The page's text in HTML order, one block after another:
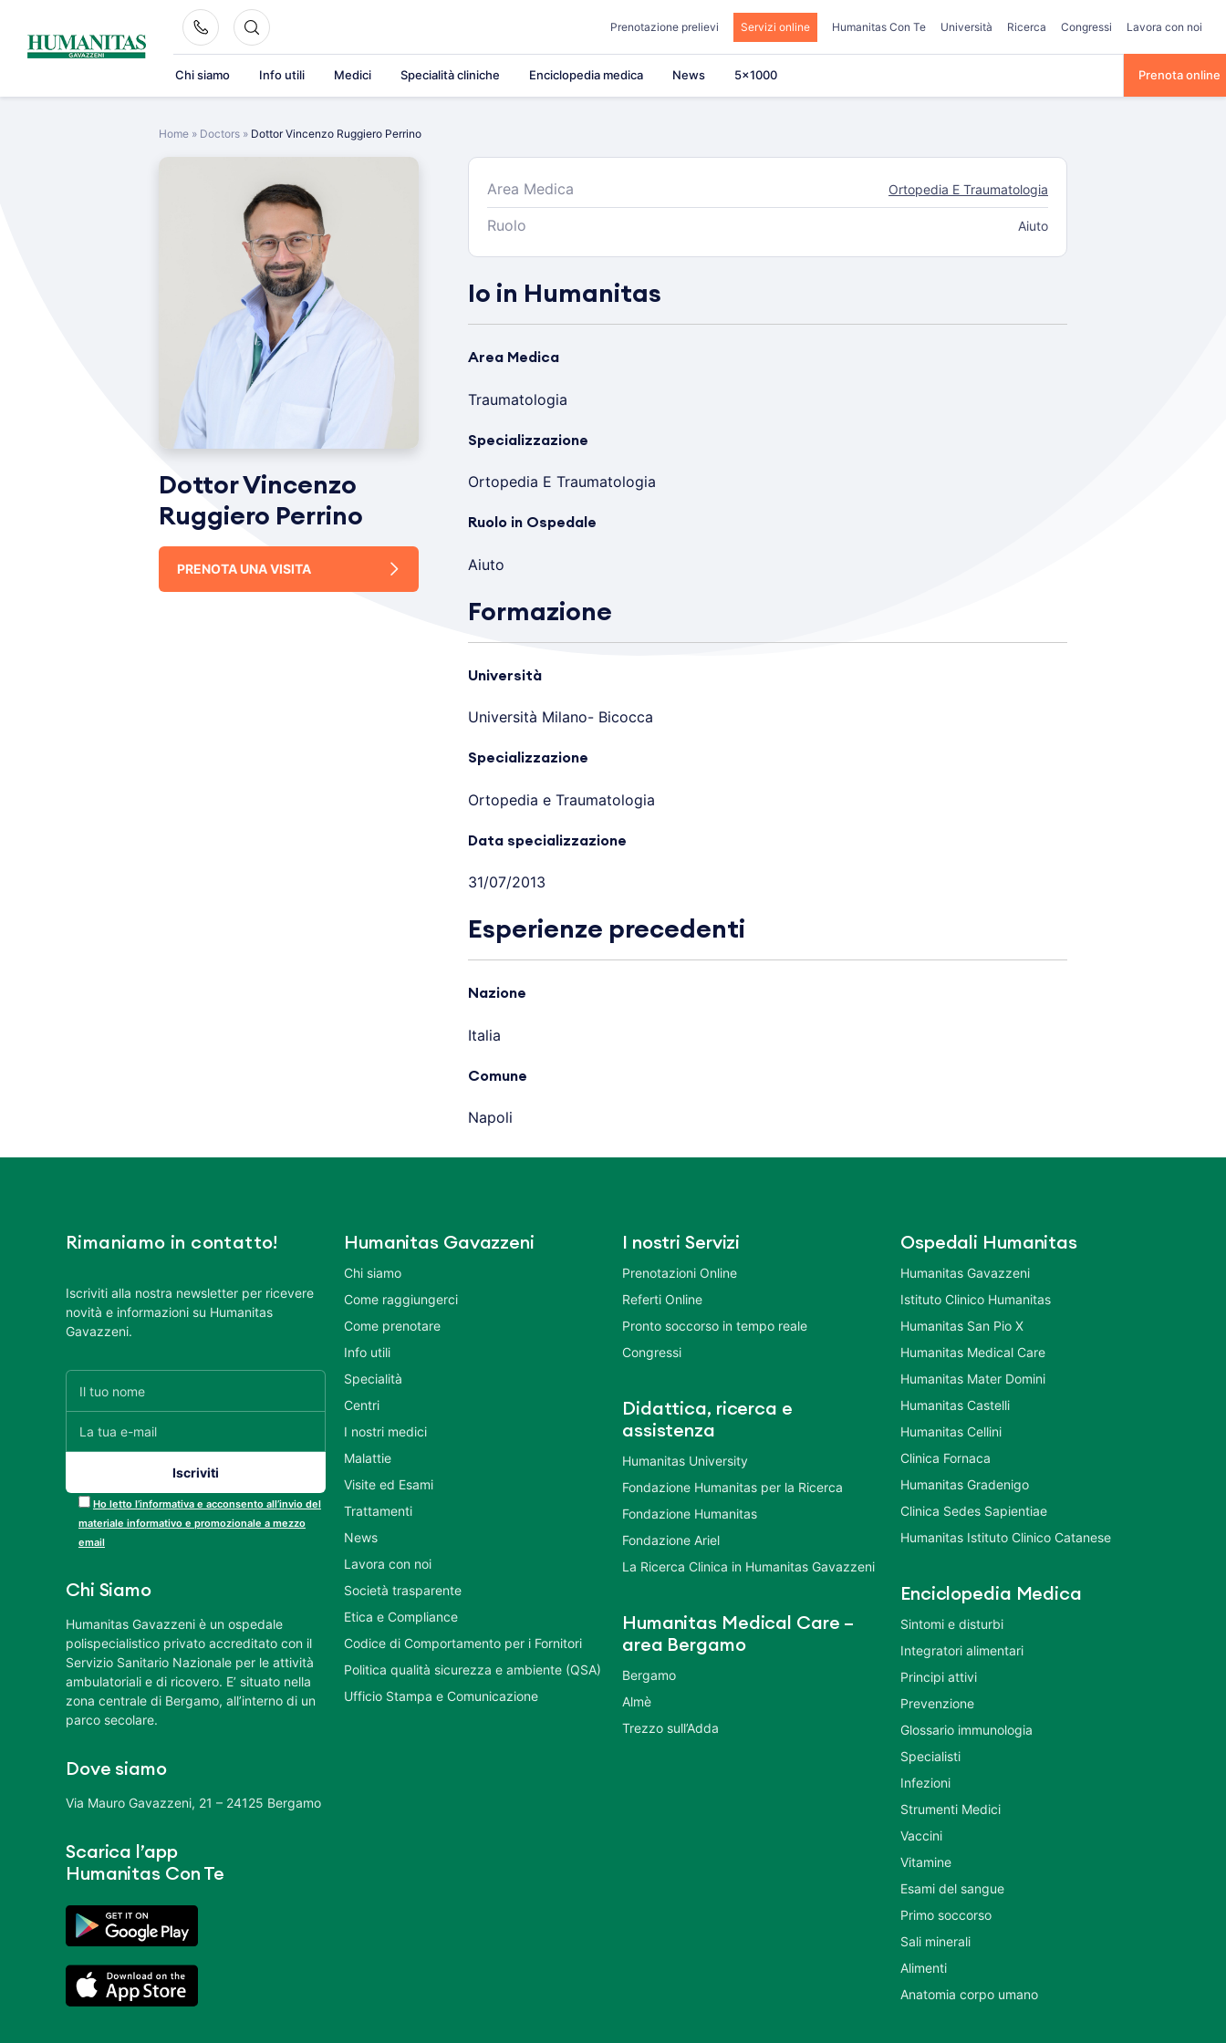
content
Prenotazione prelievi Servizi online Humanitas Con Te Università Ricerca Congressi Lavora con noi
Chi siamo Info utili Medici Specialità cliniche Enciclopedia medica News 5×1000 Prenota online
Home » Doctors » Dottor Vincenzo Ruggiero Perrino
Dottor Vincenzo
Ruggiero Perrino
PRENOTA UNA VISITA
Area Medica Ortopedia E Traumatologia
Ruolo Aiuto
Io in Humanitas
Area Medica
Traumatologia
Specializzazione
Ortopedia E Traumatologia
Ruolo in Ospedale
Aiuto
Formazione
Università
Università Milano- Bicocca
Specializzazione
Ortopedia e Traumatologia
Data specializzazione
31/07/2013
Esperienze precedenti
Nazione
Italia
Comune
Napoli
Rimaniamo in contatto!
Iscriviti alla nostra newsletter per ricevere
novità e informazioni su Humanitas
Gavazzeni.
Ho letto l’informativa e acconsento all’invio del
materiale informativo e promozionale a mezzo
email
Chi Siamo
Humanitas Gavazzeni è un ospedale
polispecialistico privato accreditato con il
Servizio Sanitario Nazionale per le attività
ambulatoriali e di ricovero. E’ situato nella
zona centrale di Bergamo, all’interno di un
parco secolare.
Dove siamo
Via Mauro Gavazzeni, 21 – 24125 Bergamo
Scarica l’app
Humanitas Con Te
Humanitas Gavazzeni
Chi siamo
Come raggiungerci
Come prenotare
Info utili
Specialità
Centri
I nostri medici
Malattie
Visite ed Esami
Trattamenti
News
Lavora con noi
Società trasparente
Etica e Compliance
Codice di Comportamento per i Fornitori
Politica qualità sicurezza e ambiente (QSA)
Ufficio Stampa e Comunicazione
I nostri Servizi
Prenotazioni Online
Referti Online
Pronto soccorso in tempo reale
Congressi
Didattica, ricerca e
assistenza
Humanitas University
Fondazione Humanitas per la Ricerca
Fondazione Humanitas
Fondazione Ariel
La Ricerca Clinica in Humanitas Gavazzeni
Humanitas Medical Care –
area Bergamo
Bergamo
Almè
Trezzo sull’Adda
Ospedali Humanitas
Humanitas Gavazzeni
Istituto Clinico Humanitas
Humanitas San Pio X
Humanitas Medical Care
Humanitas Mater Domini
Humanitas Castelli
Humanitas Cellini
Clinica Fornaca
Humanitas Gradenigo
Clinica Sedes Sapientiae
Humanitas Istituto Clinico Catanese
Enciclopedia Medica
Sintomi e disturbi
Integratori alimentari
Principi attivi
Prevenzione
Glossario immunologia
Specialisti
Infezioni
Strumenti Medici
Vaccini
Vitamine
Esami del sangue
Primo soccorso
Sali minerali
Alimenti
Anatomia corpo umano